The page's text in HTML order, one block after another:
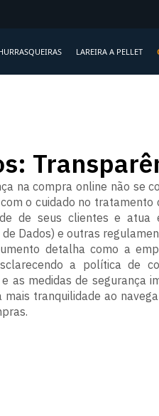
LAREIRA A PELLET
na compra online não se
o cuidado no tratamento
de seus clientes e atua
Dados) e outras
detalha como a
a política de
as medidas de segurança
mais tranquilidade ao